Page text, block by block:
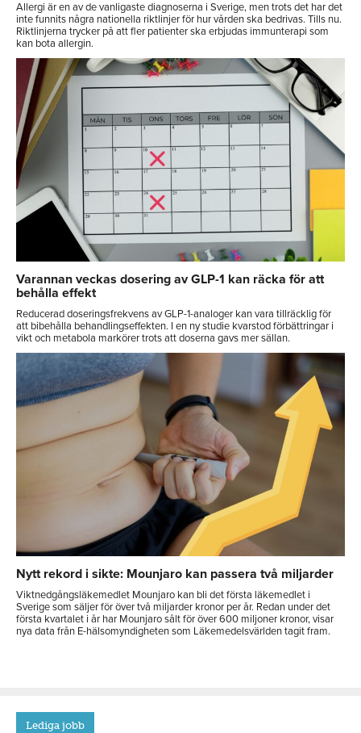
Allergi är en av de vanligaste diagnoserna i Sverige, men trots det har det
inte funnits några nationella riktlinjer för hur vården ska bedrivas. Tills nu.
Riktlinjerna trycker på att fler patienter ska erbjudas immunterapi som
kan bota allergin.
Varannan veckas dosering av GLP-1 kan räcka för att
behålla effekt
Reducerad doseringsfrekvens av GLP-1-analoger kan vara tillräcklig för
att bibehålla behandlingseffekten. I en ny studie kvarstod förbättringar i
vikt och metabola markörer trots att doserna gavs mer sällan.
Nytt rekord i sikte: Mounjaro kan passera två miljarder
Viktnedgångsläkemedlet Mounjaro kan bli det första läkemedlet i
Sverige som säljer för över två miljarder kronor per år. Redan under det
första kvartalet i år har Mounjaro sålt för över 600 miljoner kronor, visar
nya data från E-hälsomyndigheten som Läkemedelsvärlden tagit fram.
Lediga jobb